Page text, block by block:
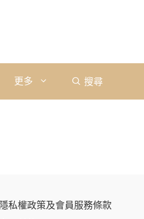
更多 搜尋
隱私權政策及會員服務條款